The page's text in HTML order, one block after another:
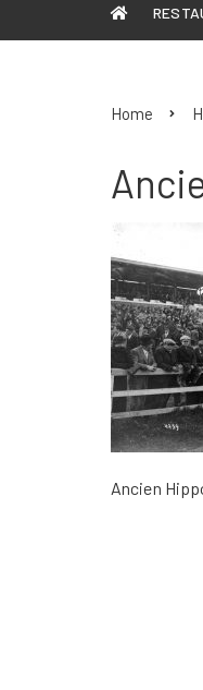
Home
Ancien